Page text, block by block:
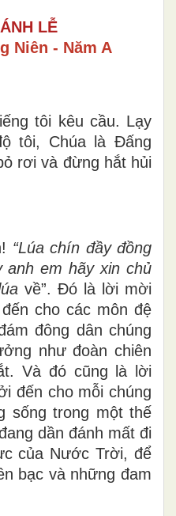
LỄ
Niên - Năm A
tôi kêu cầu. Lạy
tôi, Chúa là Đấng
rơi và đừng hắt hủi
“Lúa chín đầy đồng
em hãy xin chủ
về”. Đó là lời mời
cho các môn đệ
đông dân chúng
như đoàn chiên
Và đó cũng là lời
đến cho mỗi chúng
sống trong một thế
dần đánh mất đi
của Nước Trời, để
bạc và những đam